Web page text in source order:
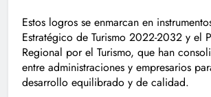
Estos logros se enmarcan en
Estratégico de Turismo 2022-2032 y el
Regional por el Turismo, que han
entre administraciones y empresarios
desarrollo equilibrado y de calidad.